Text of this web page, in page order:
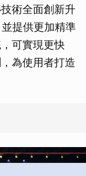
術全面創新升
提供更加精準
可實現更快
為使用者打造